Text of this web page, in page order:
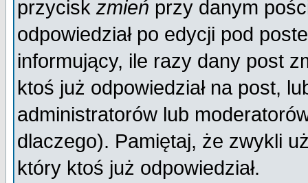
przycisk zmień przy danym
odpowiedział po edycji pod
informujący, ile razy dany post
ktoś już odpowiedział na post,
administratorów lub
dlaczego). Pamiętaj, że zwykli
który ktoś już odpowiedział.